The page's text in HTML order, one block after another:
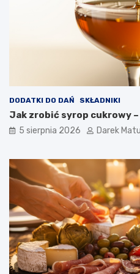
DODATKI DO DAŃ SKŁADNIKI
Jak zrobić syrop cukrowy
5 sierpnia 2026 Darek